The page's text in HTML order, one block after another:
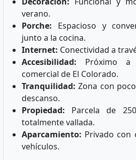
verano.
Porche: Espacioso y
junto a la cocina.
Internet: Conectividad a
Accesibilidad: Próximo
comercial de El Colorado.
Tranquilidad:Zona con
descanso.
Propiedad: Parcela de
totalmente vallada.
Aparcamiento: Privado con
vehículos.